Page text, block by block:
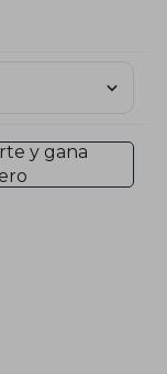
y gana